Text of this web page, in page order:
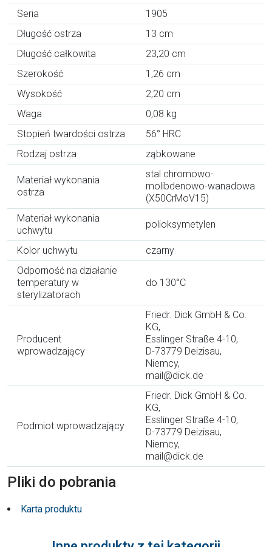
Seria
1905
Długość ostrza
13 cm
Długość całkowita
23,20 cm
Szerokość
1,26 cm
Wysokość
2,20 cm
Waga
0,08 kg
Stopień twardości ostrza
56° HRC
Rodzaj ostrza
ząbkowane
Materiał wykonania
ostrza
stal chromowo-
molibdenowo-wanadowa
(X50CrMoV15)
Materiał wykonania
uchwytu
polioksymetylen
Kolor uchwytu
czarny
Odporność na działanie
temperatury w
sterylizatorach
do 130°C
Producent
wprowadzający
Friedr. Dick GmbH & Co.
KG,
Esslinger Straße 4-10,
D-73779 Deizisau,
Niemcy,
mail@dick.de
Podmiot wprowadzający
Friedr. Dick GmbH & Co.
KG,
Esslinger Straße 4-10,
D-73779 Deizisau,
Niemcy,
mail@dick.de
Pliki do pobrania
Karta produktu